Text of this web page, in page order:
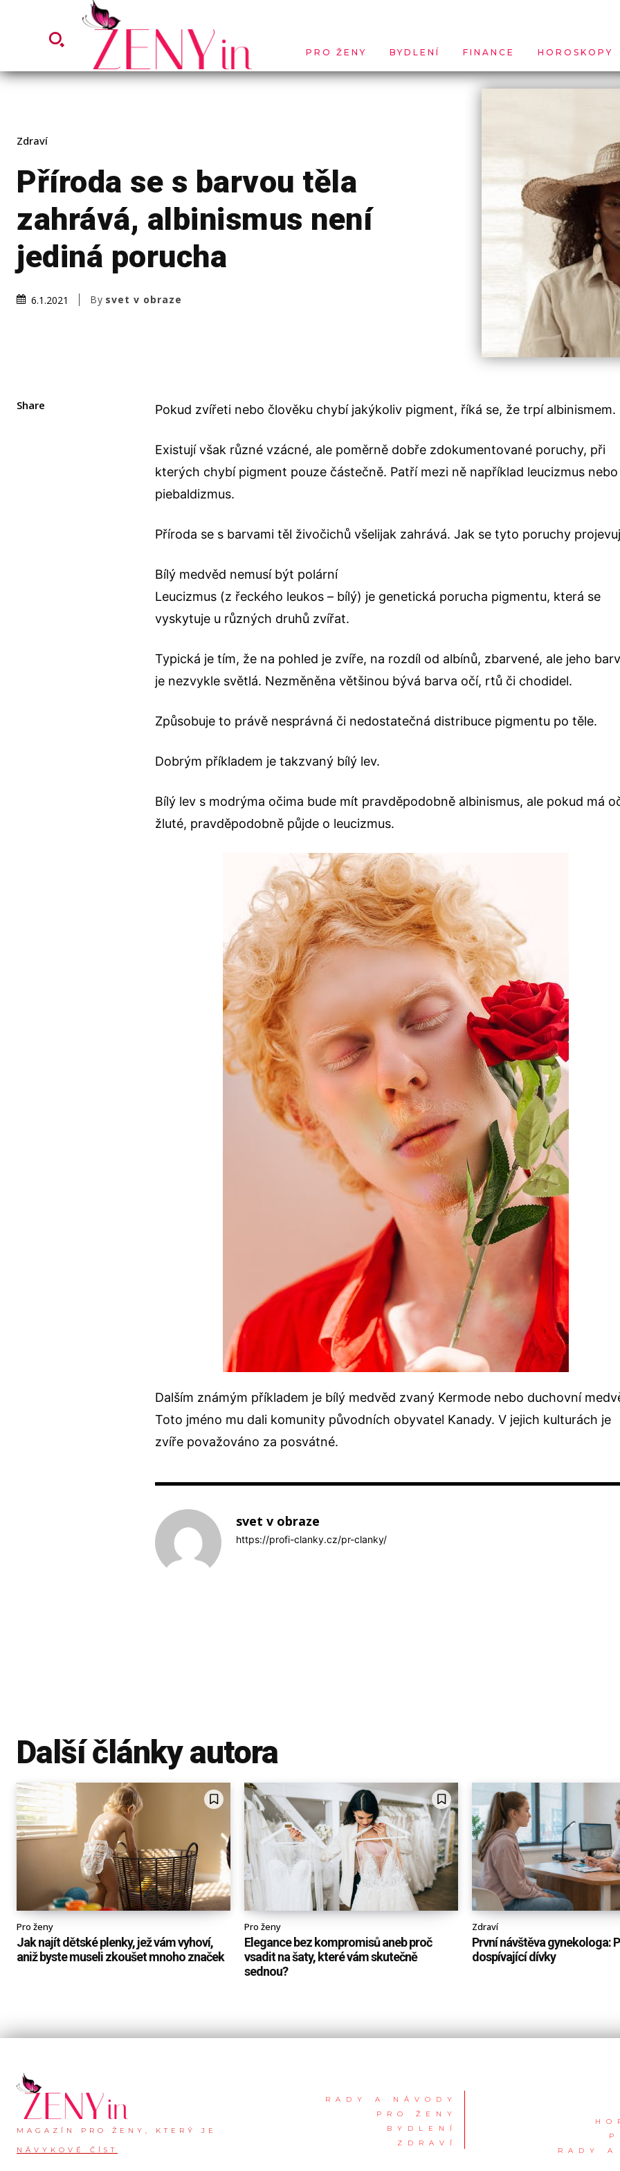
PRO ŽENY BYDLENÍ FINANCE HOROSKOPY
Zdraví
Příroda se s barvou těla
zahrává, albinismus není
jediná porucha
6.1.2021 By svet v obraze
Share Pokud zvířeti nebo člověku chybí jakýkoliv pigment, říká se, že trpí albinismem.
Existují však různé vzácné, ale poměrně dobře zdokumentované poruchy, při
kterých chybí pigment pouze částečně. Patří mezi ně například leucizmus nebo
piebaldizmus.
Příroda se s barvami těl živočichů všelijak zahrává. Jak se tyto poruchy
Bílý medvěd nemusí být polární
Leucizmus (z řeckého leukos – bílý) je genetická porucha pigmentu, která se
vyskytuje u různých druhů zvířat.
Typická je tím, že na pohled je zvíře, na rozdíl od albínů, zbarvené, ale jeho
je nezvykle světlá. Nezměněna většinou bývá barva očí, rtů či chodidel.
Způsobuje to právě nesprávná či nedostatečná distribuce pigmentu po těle.
Dobrým příkladem je takzvaný bílý lev.
Bílý lev s modrýma očima bude mít pravděpodobně albinismus, ale pokud má
žluté, pravděpodobně půjde o leucizmus.
Dalším známým příkladem je bílý medvěd zvaný Kermode nebo duchovní
Toto jméno mu dali komunity původních obyvatel Kanady. V jejich kulturách je
zvíře považováno za posvátné.
svet v obraze
https://profi-clanky.cz/pr-clanky/
Další články autora
Pro ženy
Jak najít dětské plenky, jež vám vyhoví,
aniž byste museli zkoušet mnoho značek
Pro ženy
Elegance bez kompromisů aneb proč
vsadit na šaty, které vám skutečně
sednou?
Zdraví
První návštěva gynekologa:
dospívající dívky
MAGAZÍN PRO ŽENY, KTERÝ JE
NÁVYKOVÉ ČÍST
RADY A NÁVODY
PRO ŽENY
BYDLENÍ
ZDRAVÍ
RADY